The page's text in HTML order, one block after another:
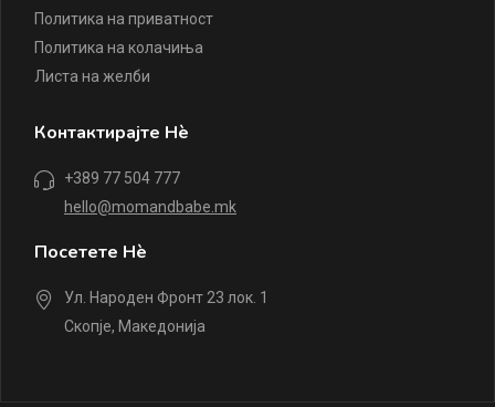
Политика на приватност
Политика на колачиња
Листа на желби
Контактирајте Нè
+389 77 504 777
hello@momandbabe.mk
Посетете Нè
Ул. Народен Фронт 23 лок. 1
Скопје, Македонија